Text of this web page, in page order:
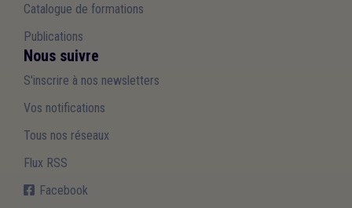
Catalogue de formations
Publications
Nous suivre
S'inscrire à nos newsletters
Vos notifications
Tous nos réseaux
Flux RSS
Facebook